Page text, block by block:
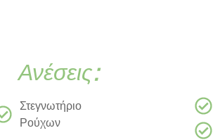
Ανέσεις:
Στεγνωτήριο
Ρούχων